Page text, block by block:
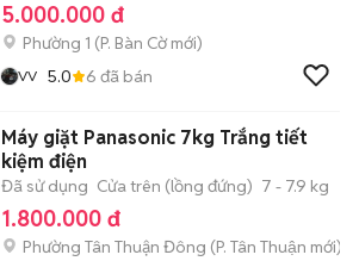
5.000.000 đ
Phường 1 (P. Bàn Cờmới)
VV 5.0 6 đã bán
Máy giặt Panasonic 7kg Trắng tiết
kiệm điện
Đã sử dụng Cửa trên (lồng đứng) 7 - 7.9 kg
1.800.000 đ
Phường Tân Thuận Đông (P. Tân Thuận mới)